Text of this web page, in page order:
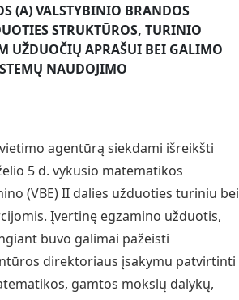
(A) VALSTYBINIO BRANDOS
STRUKTŪROS, TURINIO
UŽDUOČIŲ APRAŠUI BEI GALIMO
NAUDOJIMO
agentūrą siekdami išreikšti
5 d. vykusio matematikos
(VBE) II dalies užduoties turiniu bei
Įvertinę egzamino užduotis,
buvo galimai pažeisti
direktoriaus įsakymu patvirtinti
gamtos mokslų dalykų,